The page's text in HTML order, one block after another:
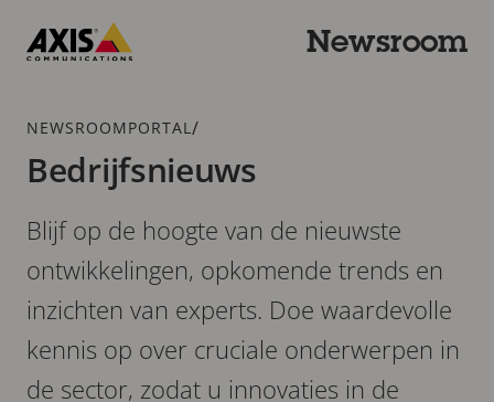
naar
Newsroom
Kruimelspoor
NEWSROOMPORTAL /
Bedrijfsnieuws
Blijf op de hoogte van de nieuwste
ontwikkelingen, opkomende trends en
inzichten van experts. Doe waardevolle
kennis op over cruciale onderwerpen in
de sector, zodat u innovaties in de